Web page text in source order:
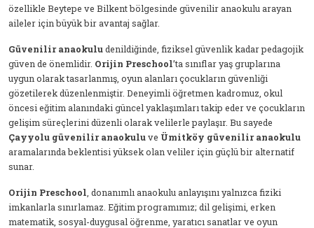
özellikle Beytepe ve Bilkent bölgesinde güvenilir anaokulu arayan
aileler için büyük bir avantaj sağlar.
Güvenilir anaokuludenildiğinde, fiziksel güvenlik kadar pedagojik
güven de önemlidir. Orijin Preschool’ta sınıflar yaş gruplarına
uygun olarak tasarlanmış, oyun alanları çocukların güvenliği
gözetilerek düzenlenmiştir. Deneyimli öğretmen kadromuz, okul
öncesi eğitim alanındaki güncel yaklaşımları takip eder ve çocukların
gelişim süreçlerini düzenli olarak velilerle paylaşır. Bu sayede
Çayyolu güvenilir anaokuluve Ümitköy güvenilir anaokulu
aramalarında beklentisi yüksek olan veliler için güçlü bir alternatif
sunar.
Orijin Preschool , donanımlı anaokulu anlayışını yalnızca fiziki
imkanlarla sınırlamaz. Eğitim programımız; dil gelişimi, erken
matematik, sosyal-duygusal öğrenme, yaratıcı sanatlar ve oyun